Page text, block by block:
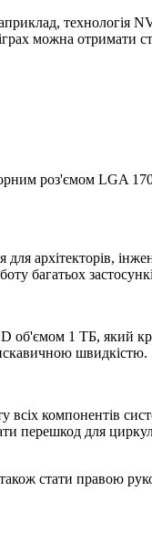
можна отримати
роз'ємом LGA
багатьох
1 ТБ, який
швидкістю.
всіх компонентів
перешкод для
стати правою